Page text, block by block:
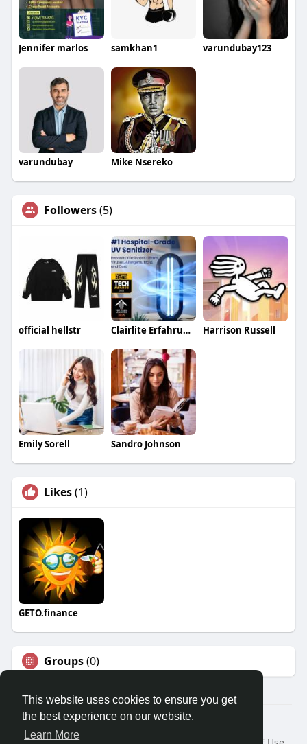
This website uses cookies to ensure you get
the best experience on our website.
Learn More
Jennifer marlos samkhan1 varundubay123
varundubay Mike Nsereko
Followers(5)
official hellstr Clairlite Erfahrungen Harrison Russell
Emily Sorell Sandro Johnson
Likes(1)
GETO.finance
Groups(0)
Â© 2026 GETO Space